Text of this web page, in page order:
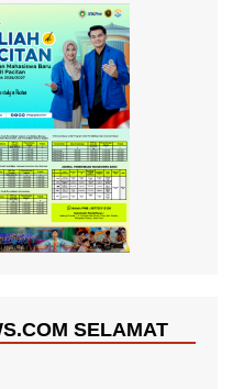
SELAMAT